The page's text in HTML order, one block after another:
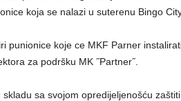
koja se nalazi u suterenu Bingo City
punionice koje ce MKF Parner
za podršku MK ˝Partner˝.
skladu sa svojom opredijeljenošću